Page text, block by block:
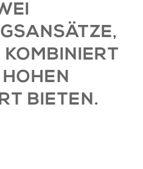
KOMBINIERT
BIETEN.